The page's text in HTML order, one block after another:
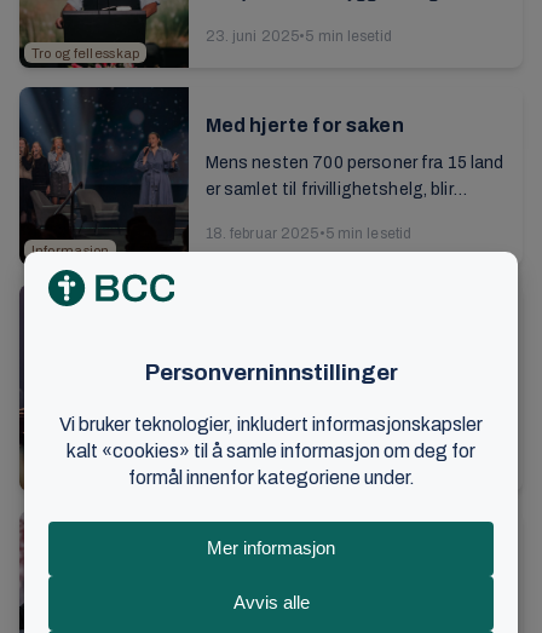
Tro og fellesskap
har hørt fra begynnelsen. Takk til ...
23. juni 2025•5 min lesetid
Informasjon
Med hjerte for saken
Mens nesten 700 personer fra 15 land
er samlet til frivillighetshelg, blir
informasjonssending fra Magasinet,
18. februar 2025•5 min lesetid
6000 menn fra hele verden kom til
årets brødrestevne. Det ble en helg
med fellesskap og oppbyggelse i
troen, se bilder her...
27. november 2024•1 min lesetid
Vi gratulerer Bjørn Nilsen som